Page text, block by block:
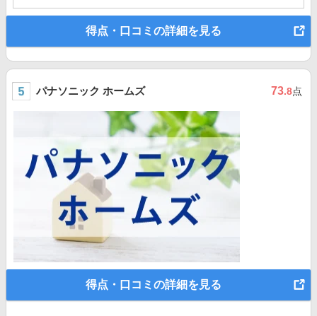
得点・口コミの詳細を見る
パナソニック ホームズ 73.8点
得点・口コミの詳細を見る